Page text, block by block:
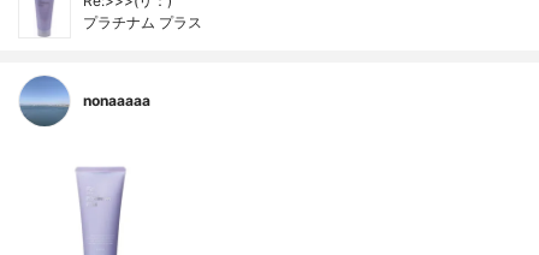
プラチナム プラス
nonaaaaa